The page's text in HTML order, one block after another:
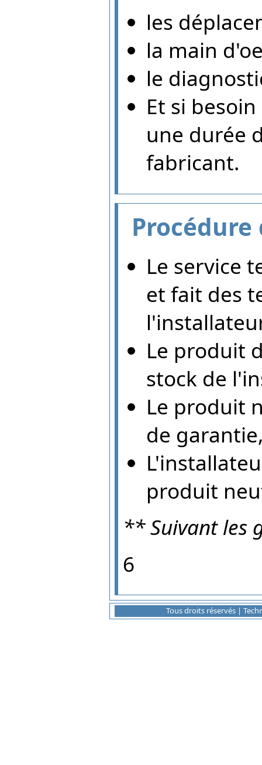
les
la main
le
Et si
une durée
fabricant.
Le service
et fait des
Le produit
stock de
Le produit
de
produit
** Suivant les
6
Tous droits réservés |